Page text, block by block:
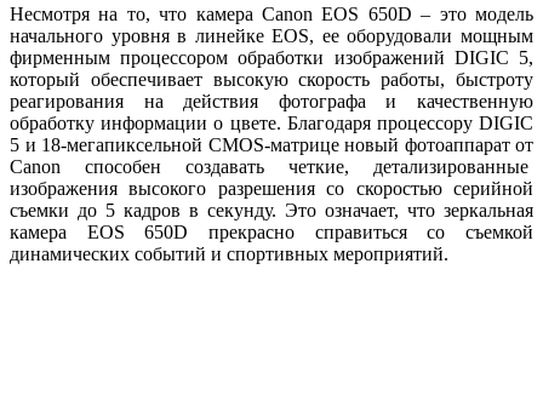
Несмотря на то, что камера Canon EOS 650D – это модель
начального уровня в линейке EOS, ее оборудовали мощным
фирменным процессором обработки изображений DIGIC 5,
который обеспечивает высокую скорость работы, быстроту
реагирования на действия фотографа и качественную
обработку информации о цвете. Благодаря процессору DIGIC
5 и 18-мегапиксельной CMOS-матрице новый фотоаппарат от
Canon способен создавать четкие, детализированные
изображения высокого разрешения со скоростью серийной
съемки до 5 кадров в секунду. Это означает, что зеркальная
камера EOS 650D прекрасно справиться со съемкой
динамических событий и спортивных мероприятий.